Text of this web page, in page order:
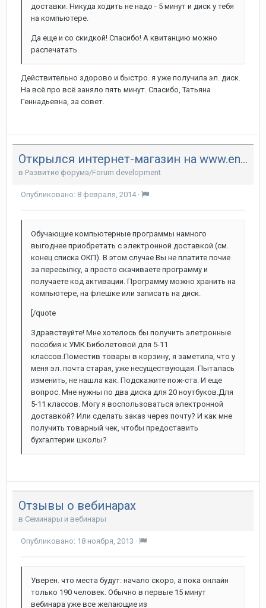
доставки. Никуда ходить не надо - 5 минут и диск у тебя
на компьютере.
Да еще и со скидкой! Спасибо! А квитанцию можно
распечатать.
Действительно здорово и быстро. я уже получила эл. диск.
На всё про всё заняло пять минут. Спасибо, Татьяна
Геннадьевна, за совет.
Открылся интернет-магазин на www.englishteachers.ru
в Развитие форума/Forum development
Опубликовано: 8 февраля, 2014·
Обучающие компьютерные программы намного
выгоднее приобретать с электронной доставкой (см.
конец списка ОКП). В этом случае Вы не платите почие
за пересылку, а просто скачиваете программу и
получаете код активации. Программу можно хранить на
компьютере, на флешке или записать на диск.
[/quote
Здравствуйте! Мне хотелось бы получить элетронные
пособия к УМК Биболетовой для 5-11
классов.Поместив товары в корзину, я заметила, что у
меня эл. почта старая, уже несуществующая. Пыталась
изменить, не нашла как. Подскажите пож-ста. И еще
вопрос. Мне нужны по два диска для 20 ноутбуков.Для
5-11 классов. Могу я воспользоваться электронной
доставкой? Или сделать заказ через почту? И как мне
получить товарный чек, чтобы предоставить
бухгалтерии школы?
Отзывы о вебинарах
в Семинары и вебинары
Опубликовано: 18 ноября, 2013 ·
Уверен. что места будут: начало скоро, а пока онлайн
только 190 человек. Обычно в первые 15 минут
вебинара уже все желающие из